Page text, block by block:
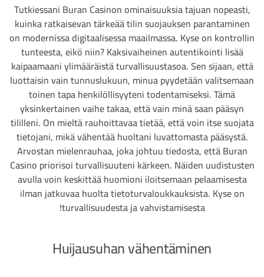
Tutkiessani Buran Casinon ominaisuuksia tajuan nopeasti,
kuinka ratkaisevan tärkeää tilin suojauksen parantaminen
on modernissa digitaalisessa maailmassa. Kyse on kontrollin
tunteesta, eikö niin? Kaksivaiheinen autentikointi lisää
kaipaamaani ylimääräistä turvallisuustasoa. Sen sijaan, että
luottaisin vain tunnuslukuun, minua pyydetään valitsemaan
toinen tapa henkilöllisyyteni todentamiseksi. Tämä
yksinkertainen vaihe takaa, että vain minä saan pääsyn
tililleni. On mieltä rauhoittavaa tietää, että voin itse suojata
tietojani, mikä vähentää huoltani luvattomasta pääsystä.
Arvostan mielenrauhaa, joka johtuu tiedosta, että Buran
Casino priorisoi turvallisuuteni kärkeen. Näiden uudistusten
avulla voin keskittää huomioni iloitsemaan pelaamisesta
ilman jatkuvaa huolta tietoturvaloukkauksista. Kyse on
turvallisuudesta ja vahvistamisesta!
Huijausuhan vähentäminen